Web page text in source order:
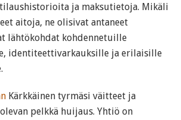
ja maksutietoja. Mikäli
aitoja, ne olisivat antaneet
lähtökohdat kohdennetuille
identiteettivarkauksille ja erilaisille
Kärkkäinen tyrmäsi väitteet ja
pelkkä huijaus. Yhtiö on